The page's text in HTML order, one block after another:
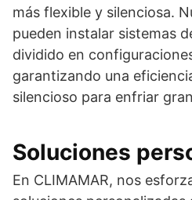
más flexible y silenciosa.
pueden instalar sistemas
dividido en
garantizando una
silencioso para enfriar
Soluciones
En CLIMAMAR, nos